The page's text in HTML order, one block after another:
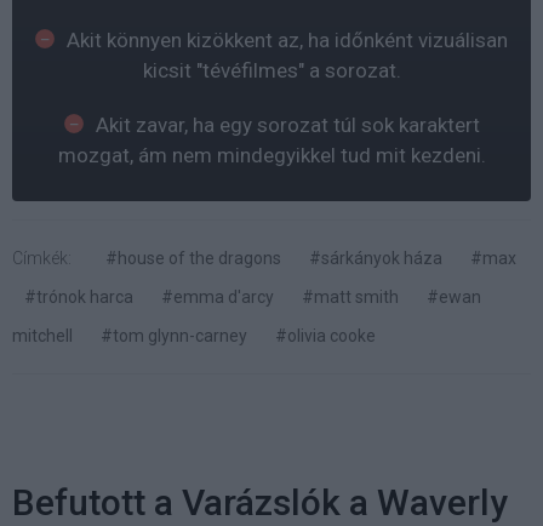
Akit könnyen kizökkent az, ha időnként vizuálisan
kicsit "tévéfilmes" a sorozat.
Akit zavar, ha egy sorozat túl sok karaktert
mozgat, ám nem mindegyikkel tud mit kezdeni.
Címkék: #house of the dragons #sárkányok háza
#max
#trónok harca
#emma d'arcy #matt smith
#ewan
mitchell
#tom glynn-carney #olivia cooke
Befutott a Varázslók a Waverly